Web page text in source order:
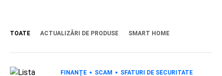
TOATE ACTUALIZĂRI DE PRODUSE SMART HOME
FINANȚE SCAM SFATURI DE SECURITATE